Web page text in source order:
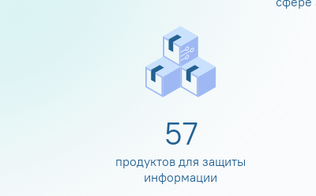
60
продуктов для защиты
информации